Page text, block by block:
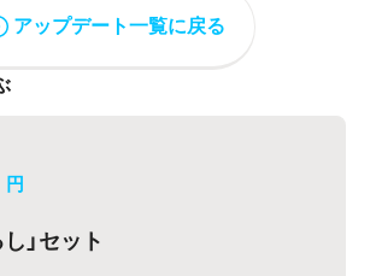
アップデート一覧に戻る
円
」セット